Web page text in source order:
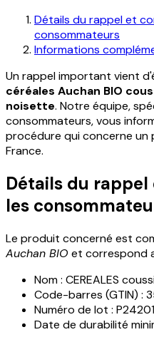
Détails du rappel et
consommateurs
Informations
Un rappel important vient
céréales Auchan BIO
noisette. Notre équipe,
consommateurs, vous
procédure qui concerne
France.
Détails du
les
Le produit concerné est
Auchan BIO et correspond
Nom : CEREALES
Code-barres (GTIN) :
Numéro de lot :
Date de durabilité